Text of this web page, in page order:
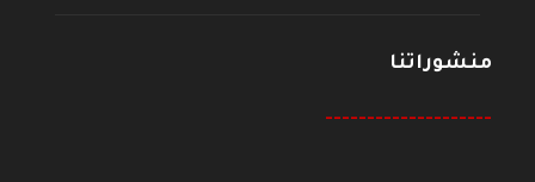
منشوراتنا
--------------------